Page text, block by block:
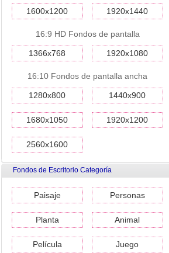
1600x1200 1920x1440
16:9 HD Fondos de pantalla
1366x768 1920x1080
16:10 Fondos de pantalla ancha
1280x800 1440x900
1680x1050 1920x1200
2560x1600
Fondos de Escritorio Categoría
Paisaje Personas
Planta Animal
Película Juego